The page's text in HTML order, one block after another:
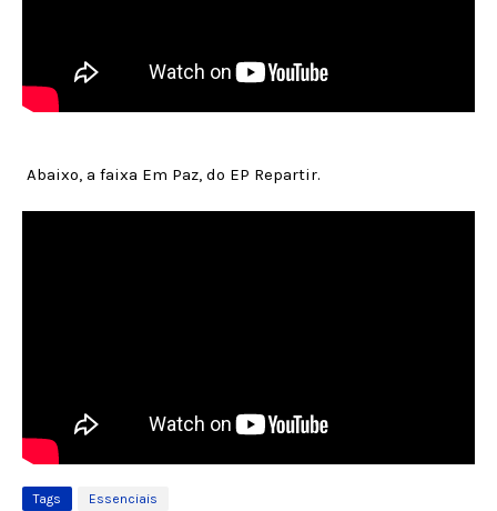
Abaixo, a faixa Em Paz, do EP Repartir.
Tags Essenciais